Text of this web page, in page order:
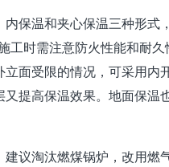
保温和夹心保温三种形
时需注意防火性能和耐
面受限的情况，可采用
提高保温效果。地面保
议淘汰燃煤锅炉，改用